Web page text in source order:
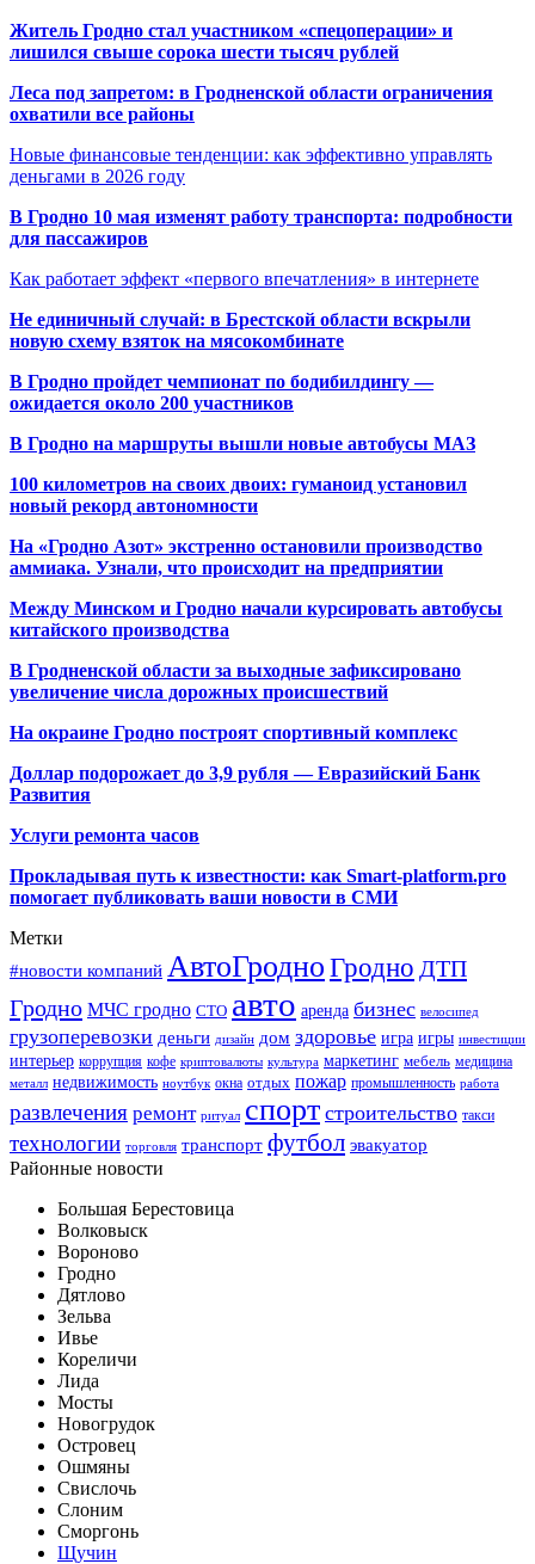
Житель Гродно стал участником «спецоперации» и
лишился свыше сорока шести тысяч рублей
Леса под запретом: в Гродненской области ограничения
охватили все районы
Новые финансовые тенденции: как эффективно управлять
деньгами в 2026 году
В Гродно 10 мая изменят работу транспорта: подробности
для пассажиров
Как работает эффект «первого впечатления» в интернете
Не единичный случай: в Брестской области вскрыли
новую схему взяток на мясокомбинате
В Гродно пройдет чемпионат по бодибилдингу —
ожидается около 200 участников
В Гродно на маршруты вышли новые автобусы МАЗ
100 километров на своих двоих: гуманоид установил
новый рекорд автономности
На «Гродно Азот» экстренно остановили производство
аммиака. Узнали, что происходит на предприятии
Между Минском и Гродно начали курсировать автобусы
китайского производства
В Гродненской области за выходные зафиксировано
увеличение числа дорожных происшествий
На окраине Гродно построят спортивный комплекс
Доллар подорожает до 3,9 рубля — Евразийский Банк
Развития
Услуги ремонта часов
Прокладывая путь к известности: как Smart-platform.pro
помогает публиковать ваши новости в СМИ
Метки
#новости компаний АвтоГродноГродно ДТП
Гродно МЧС гродно СТО авто аренда бизнес велосипед
грузоперевозки деньги дизайн дом здоровье игра игры инвестиции
интерьер коррупция кофе криптовалюты культура маркетинг мебель медицина
металл недвижимость ноутбук окна отдых пожар промышленность работа
развлечения ремонт ритуал спорт строительство такси
технологии торговля транспорт футбол эвакуатор
Районные новости
Большая Берестовица
Волковыск
Вороново
Гродно
Дятлово
Зельва
Ивье
Кореличи
Лида
Мосты
Новогрудок
Островец
Ошмяны
Свислочь
Слоним
Сморгонь
Щучин